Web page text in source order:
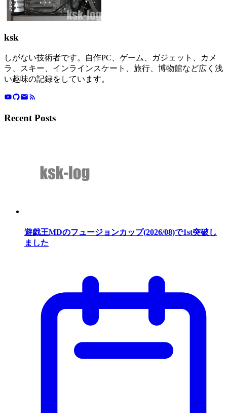
ksk
しがない技術者です。自作PC、ゲーム、ガジェット、カメ
ラ、スキー、インラインスケート、旅行、博物館など広く浅
い趣味の記録をしています。
Recent Posts
遊戯王MDのフュージョンカップ(2026/08)で1st突破し
ました